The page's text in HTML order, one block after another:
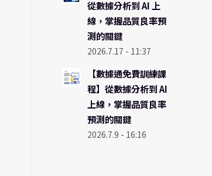
從數據分析到 AI 上
線，掌握品質良率預
測的關鍵
2026.7.17 - 11:37
【數據通免費訓練課
程】從數據分析到 AI
上線，掌握品質良率
預測的關鍵
2026.7.9 - 16:16